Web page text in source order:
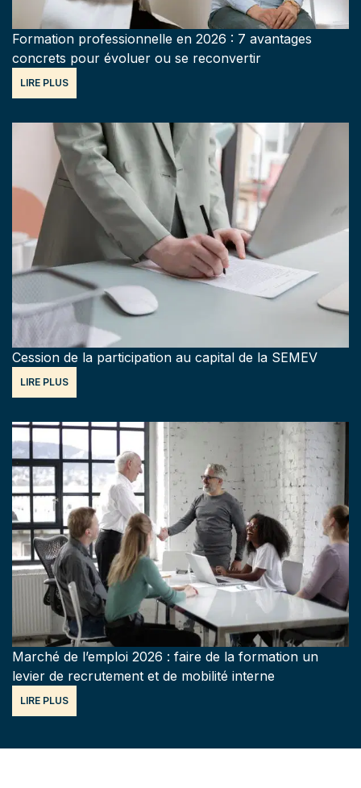
Formation professionnelle en 2026 : 7 avantages
concrets pour évoluer ou se reconvertir
LIRE PLUS
Cession de la participation au capital de la SEMEV
LIRE PLUS
Marché de l’emploi 2026 : faire de la formation un
levier de recrutement et de mobilité interne
LIRE PLUS